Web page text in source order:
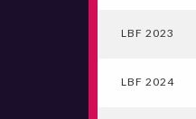
LBF 2023
LBF 2024